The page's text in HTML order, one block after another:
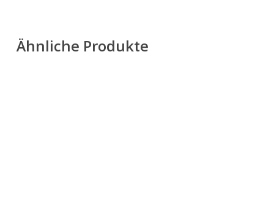
Ähnliche Produkte